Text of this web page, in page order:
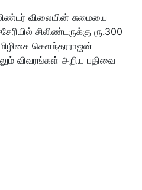
விலையின் சுமையை
சிலிண்டருக்கு ரூ.300
சௌந்தரராஜன்
விவரங்கள் அறிய பதிவை